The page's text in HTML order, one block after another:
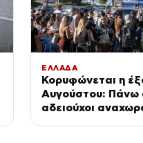
ΕΛΛΑΔΑ
Κορυφώνεται η
Αυγούστου: Πάνω
αδειούχοι